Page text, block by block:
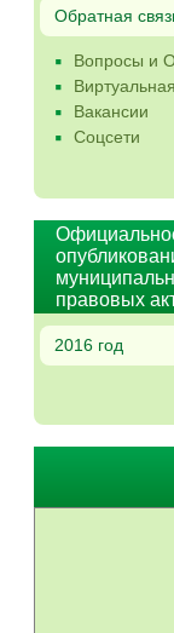
Обратная
Вопросы и
Вакансии
Соцсети
правовых
2016 год